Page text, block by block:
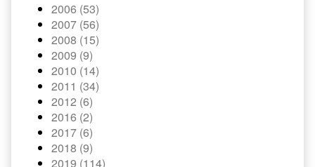
2006 (53)
2007 (56)
2008 (15)
2009 (9)
2010 (14)
2011 (34)
2012 (6)
2016 (2)
2017 (6)
2018 (9)
2019 (114)